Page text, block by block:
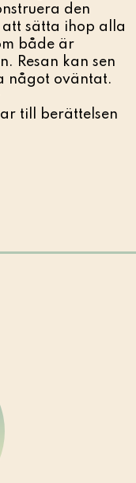
den
sätta ihop alla
både är
Resan kan sen
något oväntat.
till berättelsen